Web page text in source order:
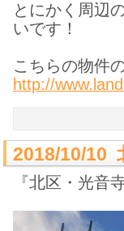
とにかく周辺
いです！
こちらの物件
http://
2018/10/10
『北区・光音